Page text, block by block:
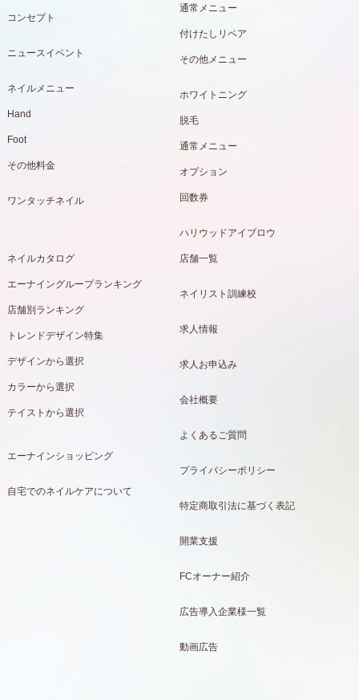
コンセプト
ニュースイベント
ネイルメニュー
Hand
Foot
その他料金
ワンタッチネイル
通常メニュー
付けたしリペア
その他メニュー
ホワイトニング
脱毛
通常メニュー
オプション
回数券
ハリウッドアイブロウ
ネイルカタログ
エーナイングループランキング
店舗別ランキング
トレンドデザイン特集
デザインから選択
カラーから選択
テイストから選択
エーナインショッピング
自宅でのネイルケアについて
店舗一覧
ネイリスト訓練校
求人情報
求人お申込み
会社概要
よくあるご質問
プライバシーポリシー
特定商取引法に基づく表記
開業支援
FCオーナー紹介
広告導入企業様一覧
動画広告